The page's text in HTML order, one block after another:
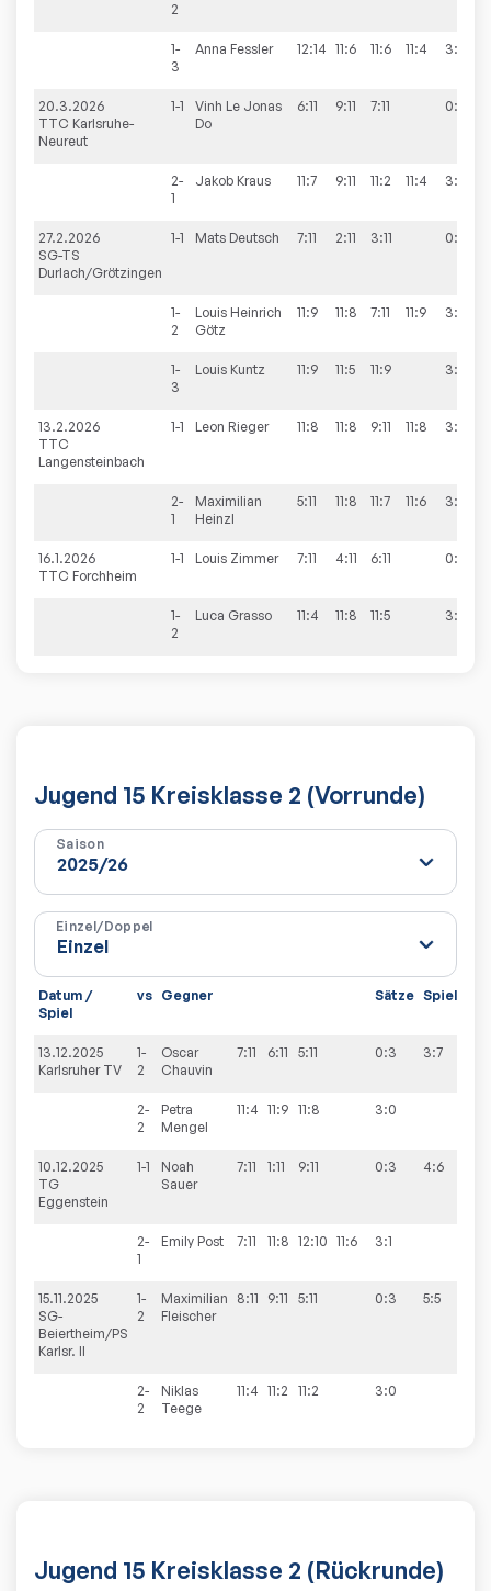
2
1-
3
Anna Fessler 12:14 11:6 11:6 11:4 3:1
20.3.2026
TTC Karlsruhe-
Neureut
1-1
Vinh Le Jonas
Do
6:11 9:11 7:11 0:3
2-
1
Jakob Kraus 11:7 9:11 11:2 11:4 3:1
27.2.2026
SG-TS
Durlach/Grötzingen
1-1 Mats Deutsch 7:11 2:11 3:11 0:3
1-
2
Louis Heinrich
Götz
11:9 11:8 7:11 11:9 3:1
1-
3
Louis Kuntz 11:9 11:5 11:9 3:0
13.2.2026
TTC
Langensteinbach
1-1 Leon Rieger 11:8 11:8 9:11 11:8 3:1
2-
1
Maximilian
Heinzl
5:11 11:8 11:7 11:6 3:1
16.1.2026
TTC Forchheim
1-1 Louis Zimmer 7:11 4:11 6:11 0:3
1-
2
Luca Grasso 11:4 11:8 11:5 3:0
Jugend 15 Kreisklasse 2 (Vorrunde)
Saison
Einzel/Doppel
Datum /
Spiel
vs Gegner Sätze Spiele
13.12.2025
Karlsruher TV
1-
2
Oscar
Chauvin
7:11 6:11 5:11 0:3 3:7
2-
2
Petra
Mengel
11:4 11:9 11:8 3:0
10.12.2025
TG
Eggenstein
1-1
Noah
Sauer
7:11 1:11 9:11 0:3 4:6
2-
1
Emily Post 7:11 11:8 12:10 11:6 3:1
15.11.2025
SG-
Beiertheim/PS
Karlsr. II
1-
2
Maximilian
Fleischer
8:11 9:11 5:11 0:3 5:5
2-
2
Niklas
Teege
11:4 11:2 11:2 3:0
Jugend 15 Kreisklasse 2 (Rückrunde)